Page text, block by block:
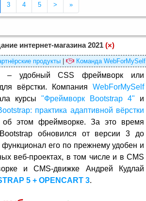
страница 2)
3 4 5 > »
интернет-магазина 2021 (×)
продукты Команда WebForMySelf
– удобный CSS фреймворк или
вёрстки. Компания WebForMySelf
курсы "Фреймворк Bootstrap 4" и
практика адаптивной вёрстки
этом фреймворке. За это время
обновился от версии 3 до
его по прежнему удобен и
веб-проектах, в том числе и в CMS
и CMS-движке Андрей Кудлай
5 + OPENCART 3.